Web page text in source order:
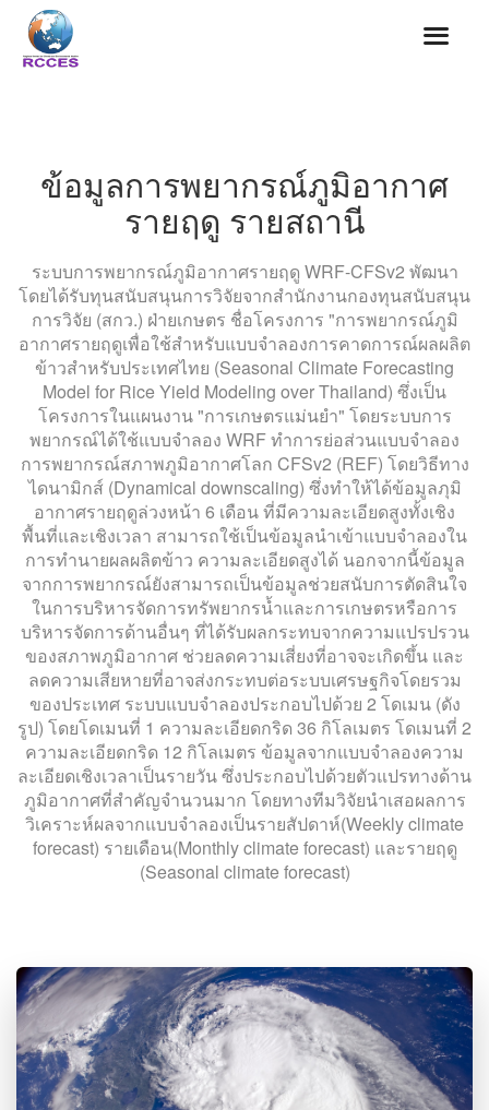
ข้อมูลการพยากรณ์ภูมิอากาศ
รายฤดู รายสถานี
ระบบการพยากรณ์ภูมิอากาศรายฤดู WRF-CFSv2 พัฒนา
โดยได้รับทุนสนับสนุนการวิจัยจากสำนักงานกองทุนสนับสนุน
การวิจัย (สกว.) ฝ่ายเกษตร ชื่อโครงการ "การพยากรณ์ภูมิ
อากาศรายฤดูเพื่อใช้สำหรับแบบจำลองการคาดการณ์ผลผลิต
ข้าวสำหรับประเทศไทย (Seasonal Climate Forecasting
Model for Rice Yield Modeling over Thailand) ซึ่งเป็น
โครงการในแผนงาน "การเกษตรแม่นยำ" โดยระบบการ
พยากรณ์ได้ใช้แบบจำลอง WRF ทำการย่อส่วนแบบจำลอง
การพยากรณ์สภาพภูมิอากาศโลก CFSv2 (REF) โดยวิธีทาง
ไดนามิกส์ (Dynamical downscaling) ซึ่งทำให้ได้ข้อมูลภุมิ
อากาศรายฤดูล่วงหน้า 6 เดือน ที่มีความละเอียดสูงทั้งเชิง
พื้นที่และเชิงเวลา สามารถใช้เป็นข้อมูลนำเข้าแบบจำลองใน
การทำนายผลผลิตข้าว ความละเอียดสูงได้ นอกจากนี้ข้อมูล
จากการพยากรณ์ยังสามารถเป็นข้อมูลช่วยสนับการตัดสินใจ
ในการบริหารจัดการทรัพยากรน้ำและการเกษตรหรือการ
บริหารจัดการด้านอื่นๆ ที่ได้รับผลกระทบจากความแปรปรวน
ของสภาพภูมิอากาศ ช่วยลดความเสี่ยงที่อาจจะเกิดขึ้น และ
ลดความเสียหายที่อาจส่งกระทบต่อระบบเศรษฐกิจโดยรวม
ของประเทศ ระบบแบบจำลองประกอบไปด้วย 2 โดเมน (ดัง
รูป) โดยโดเมนที่ 1 ความละเอียดกริด 36 กิโลเมตร โดเมนที่ 2
ความละเอียดกริด 12 กิโลเมตร ข้อมูลจากแบบจำลองความ
ละเอียดเชิงเวลาเป็นรายวัน ซึ่งประกอบไปด้วยตัวแปรทางด้าน
ภูมิอากาศที่สำคัญจำนวนมาก โดยทางทีมวิจัยนำเสอผลการ
วิเคราะห์ผลจากแบบจำลองเป็นรายสัปดาห์(Weekly climate
forecast) รายเดือน(Monthly climate forecast) และรายฤดู
(Seasonal climate forecast)